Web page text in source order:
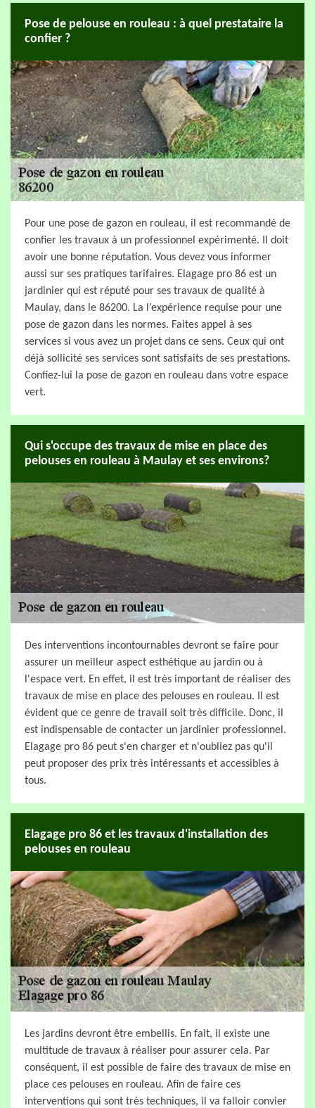
Pose de pelouse en rouleau : à quel prestataire la
confier ?
Pour une pose de gazon en rouleau, il est recommandé de
confier les travaux à un professionnel expérimenté. Il doit
avoir une bonne réputation. Vous devez vous informer
aussi sur ses pratiques tarifaires. Elagage pro 86 est un
jardinier qui est réputé pour ses travaux de qualité à
Maulay, dans le 86200. La l’expérience requise pour une
pose de gazon dans les normes. Faites appel à ses
services si vous avez un projet dans ce sens. Ceux qui ont
déjà sollicité ses services sont satisfaits de ses prestations.
Confiez-lui la pose de gazon en rouleau dans votre espace
vert.
Qui s'occupe des travaux de mise en place des
pelouses en rouleau à Maulay et ses environs?
Des interventions incontournables devront se faire pour
assurer un meilleur aspect esthétique au jardin ou à
l'espace vert. En effet, il est très important de réaliser des
travaux de mise en place des pelouses en rouleau. Il est
évident que ce genre de travail soit très difficile. Donc, il
est indispensable de contacter un jardinier professionnel.
Elagage pro 86 peut s'en charger et n'oubliez pas qu'il
peut proposer des prix très intéressants et accessibles à
tous.
Elagage pro 86 et les travaux d'installation des
pelouses en rouleau
Les jardins devront être embellis. En fait, il existe une
multitude de travaux à réaliser pour assurer cela. Par
conséquent, il est possible de faire des travaux de mise en
place ces pelouses en rouleau. Afin de faire ces
interventions qui sont très techniques, il va falloir convier